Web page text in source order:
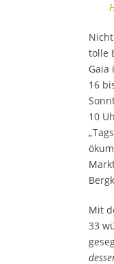
tolle
Gaia
16
10
Mit
33